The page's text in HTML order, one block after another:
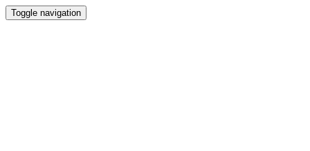
Toggle navigation